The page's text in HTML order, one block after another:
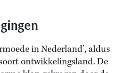
in Nederland’, aldus
ontwikkelingsland. De